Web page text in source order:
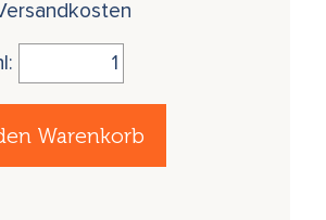
Warenkorb